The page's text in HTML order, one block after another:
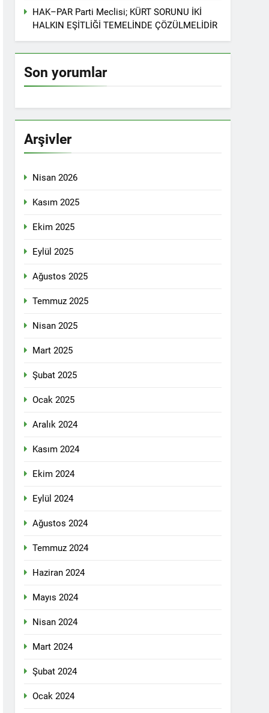
geçmedi
Kurd li dora polîtîkayên neteweyî
ETRAFINDA KENETLENMELİ
(HAK-PAR), Kürdistan Demokrat
MECLİSİ ÜYELERİ İLE GÖRÜŞTÜ
oldu.
Dönem Stratejileri” üzerine bir
ili Kızıltepe ilçe kongresi yapıldı.
kamuoyu ile paylaşmayı kararlaştırdı.
1 Yıl Ago
Halepçe Soykırımının Yaraları,
içermiyor.
feshi en başta Kürt halkının yararına
ilgi için teşekkür ediyoruz.
HAK–PAR Parti Meclisi; KÜRT SORUNU İKİ
HALKIN EŞİTLİĞİ TEMELİNDE ÇÖZÜLMELİDİR
Son yorumlar
Arşivler
Nisan 2026
Kasım 2025
Ekim 2025
Eylül 2025
Ağustos 2025
Temmuz 2025
Nisan 2025
Mart 2025
Şubat 2025
Ocak 2025
Aralık 2024
Kasım 2024
Ekim 2024
Eylül 2024
Ağustos 2024
Temmuz 2024
Haziran 2024
Mayıs 2024
Nisan 2024
Mart 2024
Şubat 2024
Ocak 2024